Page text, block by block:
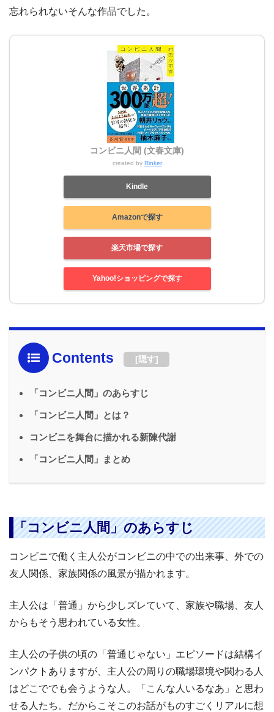
忘れられないそんな作品でした。
コンビニ人間 (文春文庫)
created by Rinker
Kindle
Amazonで探す
楽天市場で探す
Yahoo!ショッピングで探す
Contents [隠す]
「コンビニ人間」のあらすじ
「コンビニ人間」とは？
コンビニを舞台に描かれる新陳代謝
「コンビニ人間」まとめ
「コンビニ人間」のあらすじ
コンビニで働く主人公がコンビニの中での出来事、外での
友人関係、家族関係の風景が描かれます。
主人公は「普通」から少しズレていて、家族や職場、友人
からもそう思われている女性。
主人公の子供の頃の「普通じゃない」エピソードは結構イ
ンパクトありますが、主人公の周りの職場環境や関わる人
はどこででも会うような人。「こんな人いるなあ」と思わ
せる人たち。だからこそこのお話がものすごくリアルに想